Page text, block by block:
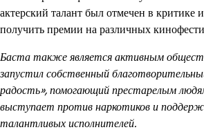
актерский талант был отмечен в критике
получить премии на различных
Баста также является активным
запустил собственный
радость», помогающий престарелым
выступает против наркотиков и
талантливых исполнителей.